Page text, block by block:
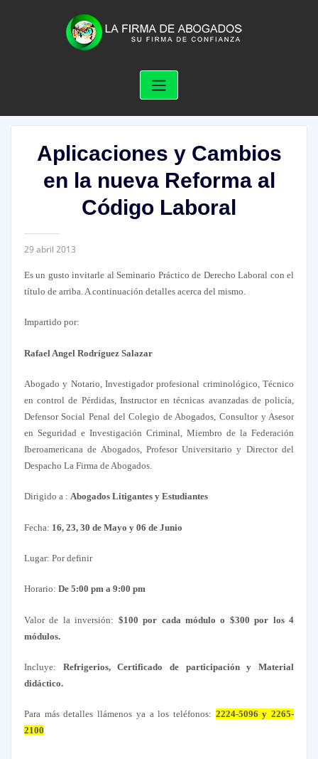
Aplicaciones y Cambios
en la nueva Reforma al
Código Laboral
29 abril 2013
Es un gusto invitarle al Seminario Práctico de Derecho Laboral con el
título de arriba. A continuación detalles acerca del mismo.
Impartido por:
Rafael Angel Rodríguez Salazar
Abogado y Notario, Investigador profesional criminológico, Técnico
en control de Pérdidas, Instructor en técnicas avanzadas de policía,
Defensor Social Penal del Colegio de Abogados, Consultor y Asesor
en Seguridad e Investigación Criminal, Miembro de la Federación
Iberoamericana de Abogados, Profesor Universitario y Director del
Despacho La Firma de Abogados.
Dirigido a : Abogados Litigantes y Estudiantes
Fecha: 16, 23, 30 de Mayo y 06 de Junio
Lugar: Por definir
Horario: De 5:00 pm a 9:00 pm
Valor de la inversión: $100 por cada módulo o $300 por los 4
módulos.
Incluye: Refrigerios, Certificado de participación y Material
didáctico.
Para más detalles llámenos ya a los teléfonos: 2224-5096 y 2265-
2100